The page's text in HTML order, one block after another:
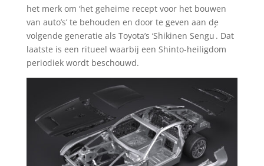
het merk om ‘het geheime recept voor het bouwen
van auto’s’ te behouden en door te geven aan de
volgende generatie als Toyota’s ‘Shikinen Sengu
’
. Dat
laatste is een ritueel waarbij een Shinto-heiligdom
periodiek wordt beschouwd.